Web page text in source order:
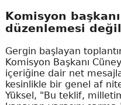
Komisyon
düzenlemesi
Gergin başlayan
Komisyon Başkanı
içeriğine dair net
kesinlikle bir genel af
Yüksel, "Bu teklif,